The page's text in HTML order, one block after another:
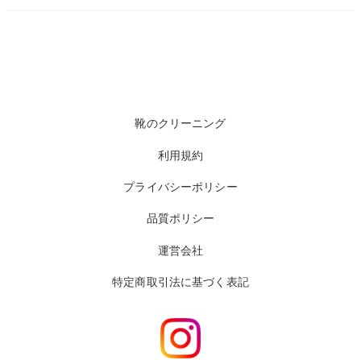
靴のクリーニング
利用規約
プライバシーポリシー
品質ポリシー
運営会社
特定商取引法に基づく表記